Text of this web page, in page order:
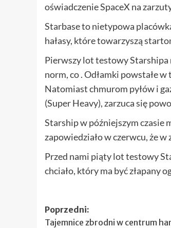
oświadczenie SpaceX na
Starbase to nietypowa
hałasy, które towarzyszą
Pierwszy lot testowy Starshipa
norm, co . Odłamki powstałe
Natomiast chmurom pyłów i
(Super Heavy), zarzuca się
Starship w późniejszym czasie
zapowiedziało w czerwcu, że w
Przed nami piąty lot testowy
chciało, który ma być złapany
Zobacz
Poprzedni:
Tajemnice zbrodni w centrum